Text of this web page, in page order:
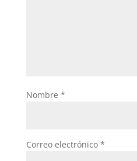
Nombre *
Correo electrónico *